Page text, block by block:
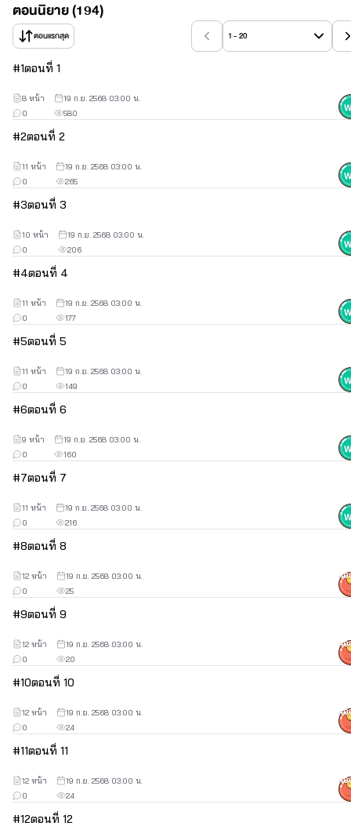
ตอนนิยาย (194)
ตอนแรกสุด 1 - 20
#1ตอนที่ 1
580
0
8 หน้า 19 ก.ย. 2568 03:00 น.
#2ตอนที่ 2
265
0
11 หน้า 19 ก.ย. 2568 03:00 น.
#3ตอนที่ 3
206
0
10 หน้า 19 ก.ย. 2568 03:00 น.
#4ตอนที่ 4
177
0
11 หน้า 19 ก.ย. 2568 03:00 น.
#5ตอนที่ 5
149
0
11 หน้า 19 ก.ย. 2568 03:00 น.
#6ตอนที่ 6
160
0
9 หน้า 19 ก.ย. 2568 03:00 น.
#7ตอนที่ 7
216
0
11 หน้า 19 ก.ย. 2568 03:00 น.
#8ตอนที่ 8
25
0
12 หน้า 19 ก.ย. 2568 03:00 น.
#9ตอนที่ 9
20
0
12 หน้า 19 ก.ย. 2568 03:00 น.
#10ตอนที่ 10
24
0
12 หน้า 19 ก.ย. 2568 03:00 น.
#11ตอนที่ 11
24
0
12 หน้า 19 ก.ย. 2568 03:00 น.
#12ตอนที่ 12